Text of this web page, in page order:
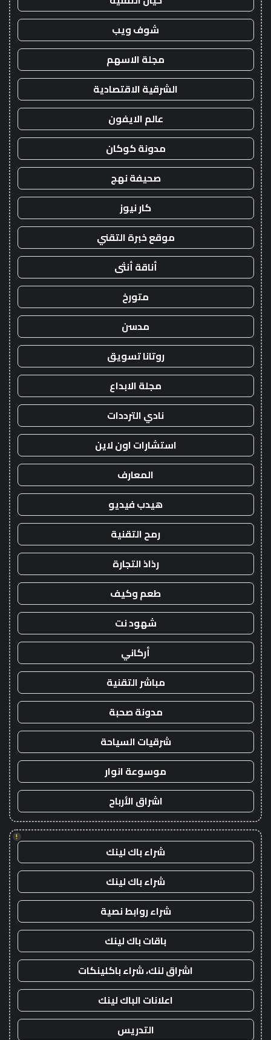
شوف ويب
مجلة الاسهم
الشرقية الاقتصادية
عالم الايفون
مدونة كوكان
صحيفة نهج
كار نيوز
موقع خبرة التقني
أناقة أنثى
متورخ
مدسن
روتانا تسويق
مجلة الابداع
نادي الترددات
استشارات اون لاين
المعارف
هيدب فيديو
رمح التقنية
رذاذ التجارة
طعم وكيف
شهود نت
أركاني
مباشر التقنية
مدونة صحبة
شرقيات السياحة
موسوعة انوار
اشراق الأرباح
!
شراء باك لينك
شراء باك لينك
شراء روابط نصية
باقات باك لينك
اشراق لنك، شراء باكلينكات
اعلانات الباك لينك
التدريس